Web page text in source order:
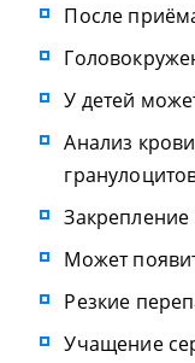
После
У детей
Анализ
Может
Резкие
Учащение